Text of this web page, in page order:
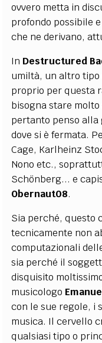
ovvero metta in
profondo possibile
che ne derivano,
In Destructured
umiltà, un altro tipo
proprio per questa
bisogna stare
pertanto penso alla
dove si è fermata.
Cage, Karlheinz
Nono etc.,
Schönberg... e
Obernaut08.
Sia perché, questo
tecnicamente non
computazionali
sia perché il
disquisito
musicologo
con le sue regole, i
musica. Il cervello
qualsiasi tipo o